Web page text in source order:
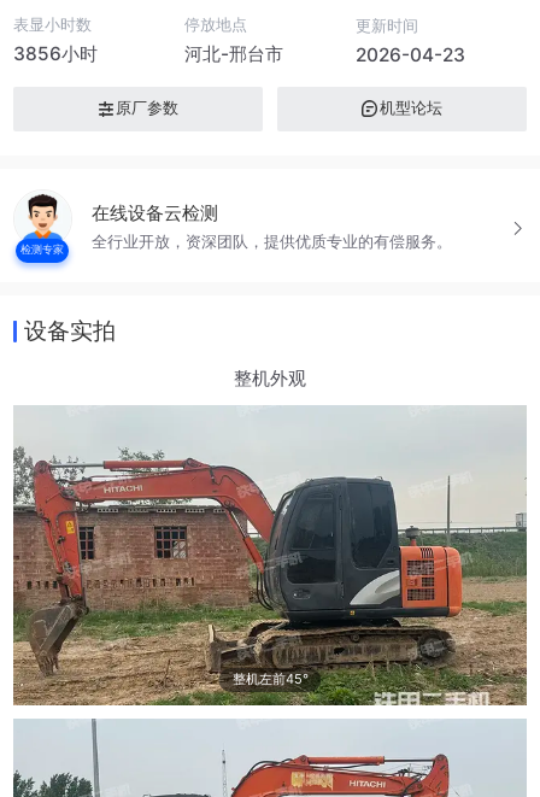
表显小时数
3856小时
停放地点
河北-邢台市
更新时间
2026-04-23
原厂参数 机型论坛
检测专家
在线设备云检测
全行业开放，资深团队，提供优质专业的有偿服务。
设备实拍
整机外观
整机左前45°